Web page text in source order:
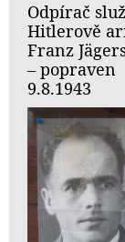
Odpírač
Hitlerově
Franz
– popraven
9.8.1943